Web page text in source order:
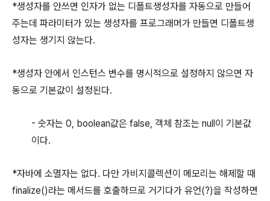
*생성자를 안쓰면 인자가 없는 디폴트생성자를 자동으로 만들어
주는데 파라미터가 있는 생성자를 프로그래머가 만들면 디폴트생
성자는 생기지 않는다.
*생성자 안에서 인스턴스 변수를 명시적으로 설정하지 않으면 자
동으로 기본값이 설정된다.
- 숫자는 0, boolean값은 false, 객체 참조는 null이 기본값
이다.
*자바에 소멸자는 없다. 다만 가비지콜렉션이 메모리는 해제할 때
finalize()라는 메서드를 호출하므로 거기다가 유언(?)을 작성하면